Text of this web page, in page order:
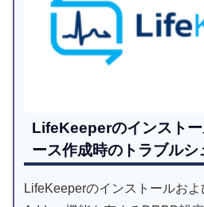
LifeKeeperのインスト
ース作成時のトラブルシ
LifeKeeperのインストールお